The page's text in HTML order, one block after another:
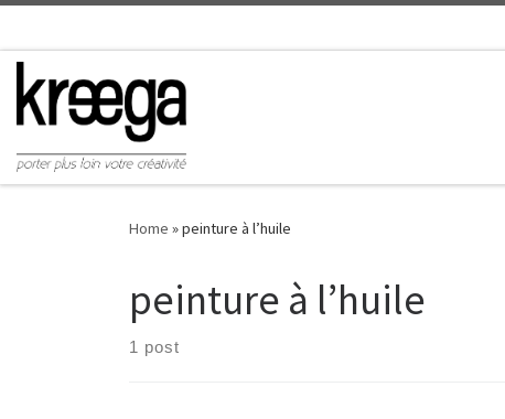
Home »peinture à l’huile
peinture à l’huile
1 post